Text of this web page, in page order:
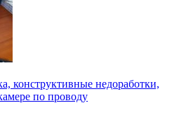
конструктивные недоработки,
по проводу